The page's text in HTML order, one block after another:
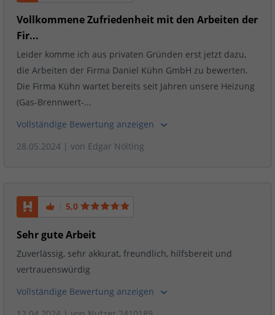
Vollkommene Zufriedenheit mit den Arbeiten der
Fir...
Leider komme ich aus privaten Gründen erst jetzt dazu,
die Arbeiten der Firma Daniel Kühn GmbH zu bewerten.
Die Firma Kühn wartet bereits seit Jahren unsere Heizung
(Gas-Brennwert-...
Vollständige Bewertung anzeigen
28.05.2024 | von Edgar Nölting
5,0
Sehr gute Arbeit
Zuverlässig, sehr akkurat, freundlich, hilfsbereit und
vertrauenswürdig
Vollständige Bewertung anzeigen